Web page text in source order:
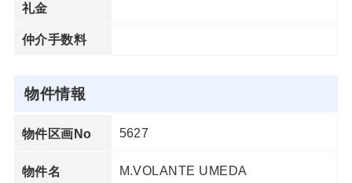
礼金
仲介手数料
物件情報
物件区画No 5627
物件名 M.VOLANTE UMEDA